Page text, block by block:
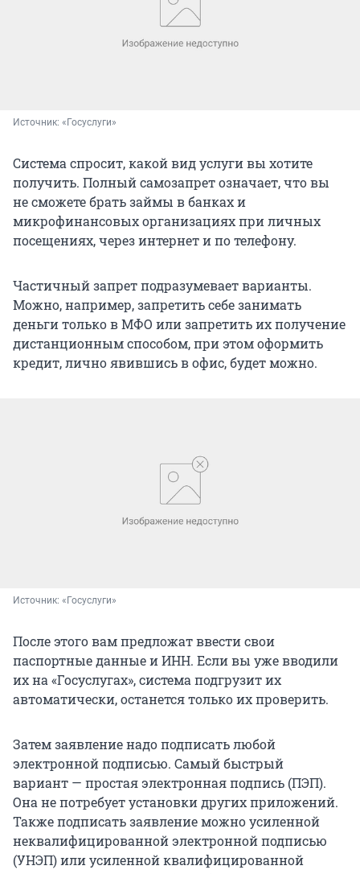
Источник: «Госуслуги»
Система спросит, какой вид услуги вы хотите
получить. Полный самозапрет означает, что вы
не сможете брать займы в банках и
микрофинансовых организациях при личных
посещениях, через интернет и по телефону.
Частичный запрет подразумевает варианты.
Можно, например, запретить себе занимать
деньги только в МФО или запретить их получение
дистанционным способом, при этом оформить
кредит, лично явившись в офис, будет можно.
Источник: «Госуслуги»
После этого вам предложат ввести свои
паспортные данные и ИНН. Если вы уже вводили
их на «Госуслугах», система подгрузит их
автоматически, останется только их проверить.
Затем заявление надо подписать любой
электронной подписью. Самый быстрый
вариант — простая электронная подпись (ПЭП).
Она не потребует установки других приложений.
Также подписать заявление можно усиленной
неквалифицированной электронной подписью
(УНЭП) или усиленной квалифицированной